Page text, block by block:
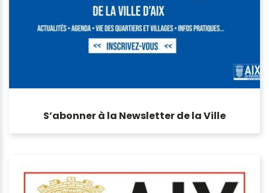
S’abonner à la Newsletter de la Ville